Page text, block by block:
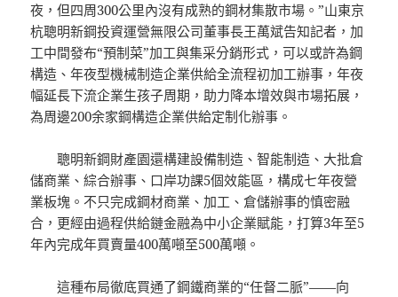
夜，但四周300公里內沒有成熟的鋼材集散市場。”山東京
杭聰明新鋼投資運營無限公司董事長王萬斌告知記者，加
工中間發布“預制菜”加工與集采分銷形式，可以或許為鋼
構造、年夜型機械制造企業供給全流程初加工辦事，年夜
幅延長下流企業生孩子周期，助力降本增效與市場拓展，
為周邊200余家鋼構造企業供給定制化辦事。
聰明新鋼財產園還構建設備制造、智能制造、大批倉
儲商業、綜合辦事、口岸功課5個效能區，構成七年夜營
業板塊。不只完成鋼材商業、加工、倉儲辦事的慎密融
合，更經由過程供給鏈金融為中小企業賦能，打算3年至5
年內完成年買賣量400萬噸至500萬噸。
這種布局徹底買通了鋼鐵商業的“任督二脈”——向